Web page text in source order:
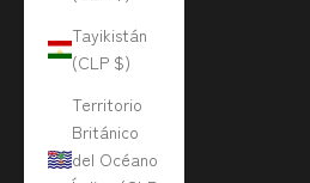
Tayikistán
(CLP $)
Territorio
Británico
del Océano